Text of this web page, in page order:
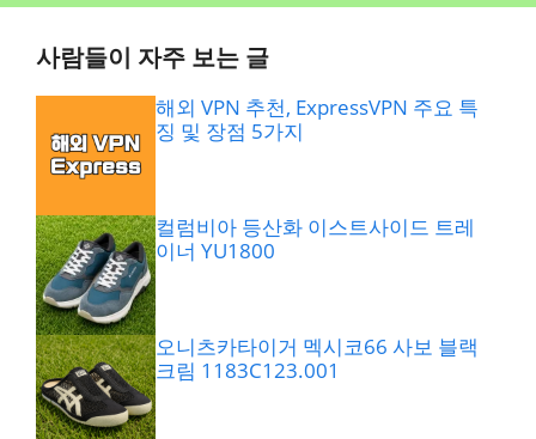
사람들이 자주 보는 글
해외 VPN 추천, ExpressVPN 주요 특
징 및 장점 5가지
컬럼비아 등산화 이스트사이드 트레
이너 YU1800
오니츠카타이거 멕시코66 사보 블랙
크림 1183C123.001